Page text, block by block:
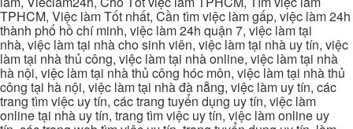
TPHCM, Việc làm Tốt nhất, Cần tìm việc làm gấp, việc làm 24h
thành phố hồ chí minh, việc làm 24h quận 7, việc làm tại
nhà, việc làm tại nhà cho sinh viên, việc làm tại nhà uy tín, việc
làm tại nhà thủ công, việc làm tại nhà online, việc làm tại nhà
hà nội, việc làm tại nhà thủ công hóc môn, việc làm tại nhà thủ
công tại hà nội, việc làm tại nhà đà nẵng, việc làm uy tín, các
trang tìm việc uy tín, các trang tuyển dụng uy tín, việc làm
online tại nhà uy tín, trang tìm việc uy tín, việc làm online uy